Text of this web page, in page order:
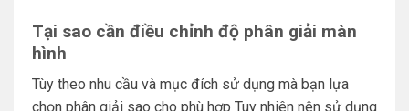
Tại sao cần điều chỉnh độ phân giải màn
hình
Tùy theo nhu cầu và mục đích sử dụng mà bạn lựa
chọn phân giải sao cho phù hợp Tuy nhiên nên sử dụng